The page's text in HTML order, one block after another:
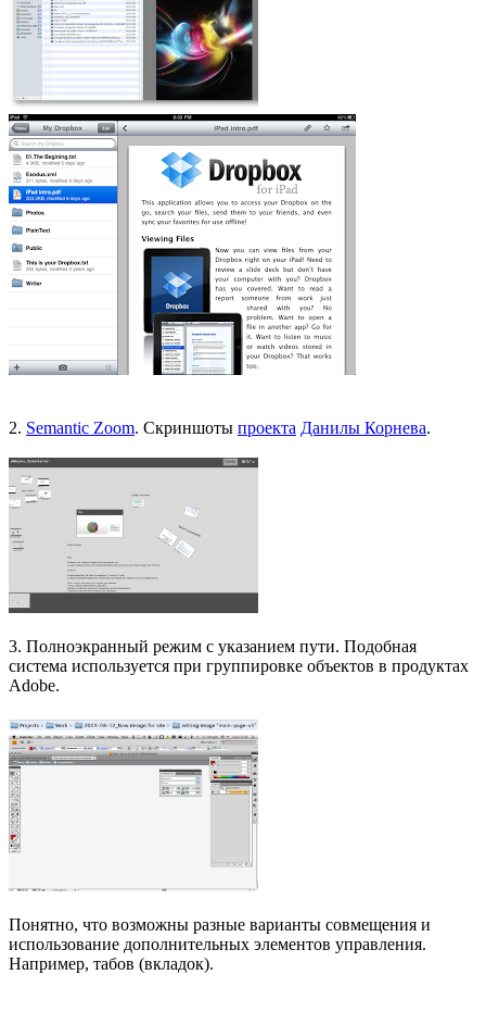
2. Semantic Zoom. Скриншоты проекта Данилы Корнева.
3. Полноэкранный режим с указанием пути. Подобная
система используется при группировке объектов в продуктах
Adobe.
Понятно, что возможны разные варианты совмещения и
использование дополнительных элементов управления.
Например, табов (вкладок).